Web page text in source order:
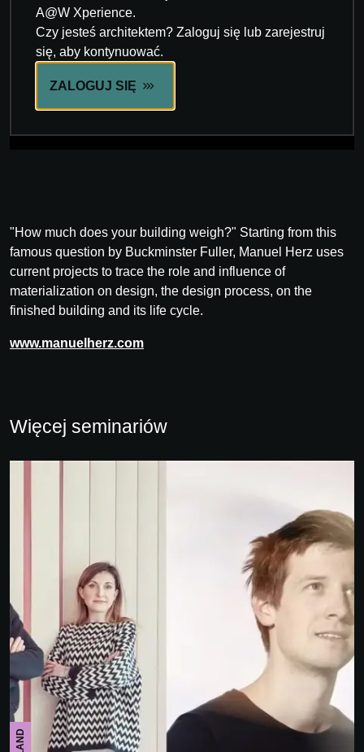
A@W Xperience.
Czy jesteś architektem? Zaloguj się lub zarejestruj
się, aby kontynuować.
ZALOGUJ SIĘ
"How much does your building weigh?" Starting from this
famous question by Buckminster Fuller, Manuel Herz uses
current projects to trace the role and influence of
materialization on design, the design process, on the
finished building and its life cycle.
www.manuelherz.com
Więcej seminariów